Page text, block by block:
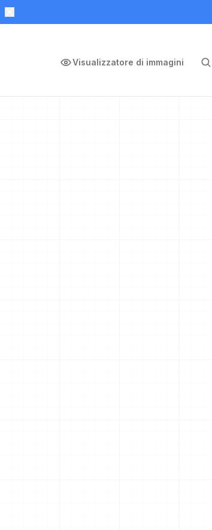
Visualizzatore di immagini